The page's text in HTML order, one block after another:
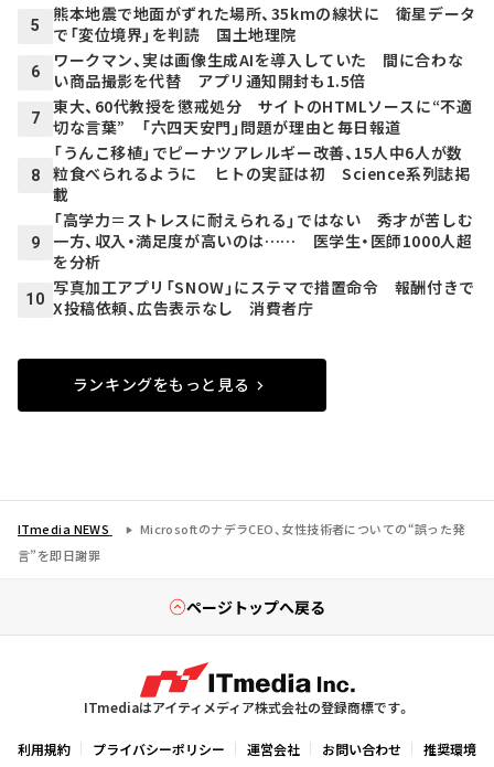
5
熊本地震で地面がずれた場所、35kmの線状に 衛星データ
で「変位境界」を判読 国土地理院
6
ワークマン、実は画像生成AIを導入していた 間に合わな
い商品撮影を代替 アプリ通知開封も1.5倍
7
東大、60代教授を懲戒処分 サイトのHTMLソースに“不適
切な言葉” 「六四天安門」問題が理由と毎日報道
8
「うんこ移植」でピーナツアレルギー改善、15人中6人が数
粒食べられるように ヒトの実証は初 Science系列誌掲
載
9
「高学力＝ストレスに耐えられる」ではない 秀才が苦しむ
一方、収入・満足度が高いのは…… 医学生・医師1000人超
を分析
10
写真加工アプリ「SNOW」にステマで措置命令 報酬付きで
X投稿依頼、広告表示なし 消費者庁
ランキングをもっと見る
ITmedia NEWS
MicrosoftのナデラCEO、女性技術者についての“誤った発
言”を即日謝罪
ページトップへ戻る
ITmediaはアイティメディア株式会社の登録商標です。
利用規約 プライバシーポリシー 運営会社 お問い合わせ 推奨環境